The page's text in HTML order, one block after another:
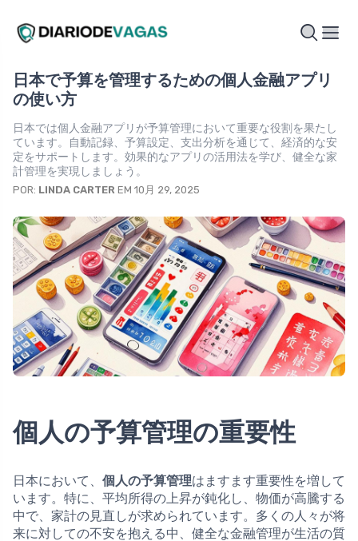
日本で予算を管理するための個人金融アプリ
の使い方
日本では個人金融アプリが予算管理において重要な役割を果たし
ています。自動記録、予算設定、支出分析を通じて、経済的な安
定をサポートします。効果的なアプリの活用法を学び、健全な家
計管理を実現しましょう。
POR: LINDA CARTER EM 10月 29, 2025
個人の予算管理の重要性
日本において、 個人の予算管理はますます重要性を増して
います。特に、平均所得の上昇が鈍化し、物価が高騰する
中で、家計の見直しが求められています。多くの人々が将
来に対しての不安を抱える中、健全な金融管理が生活の質